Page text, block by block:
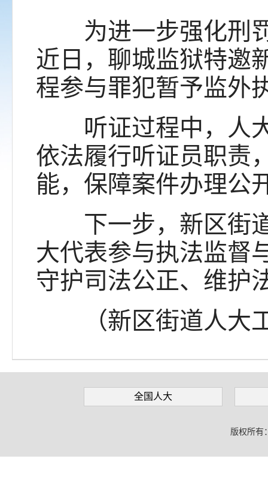
为进一步强化刑罚
近日，聊城监狱特邀
程参与罪犯暂予监外
听证过程中，人大
依法履行听证员职责
能，保障案件办理公
下一步，新区街道
大代表参与执法监督
守护司法公正、维护
（新区街道人大
全国人大
版权所